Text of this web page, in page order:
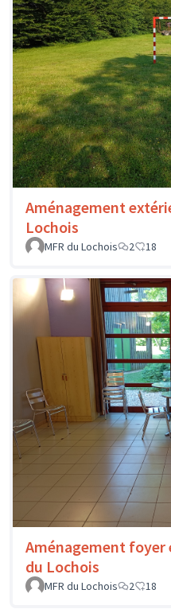
Aménagement
Lochois
MFR du Lochois
2 18
Aménagement foyer
du Lochois
MFR du Lochois
2 18